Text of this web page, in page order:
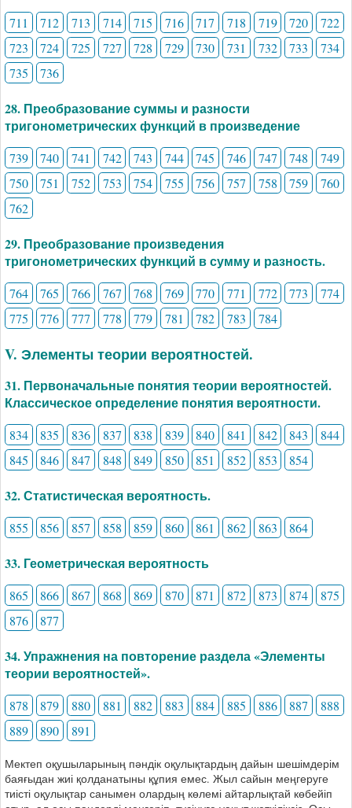
711 712 713 714 715 716 717 718 719 720
722
723
724 725 727 728 729 730 731 732 733
734
735
736
28. Преобразование суммы и разности
тригонометрических функций в произведение
739 740 741 742 743 744 745 746 747 748
749
750
751 752 753 754 755 756 757 758 759
760
762
29. Преобразование произведения
тригонометрических функций в сумму и разность.
764 765 766 767 768 769 770 771 772 773
774
775
776 777 778 779 781 782 783 784
V. Элементы теории вероятностей.
31. Первоначальные понятия теории вероятностей.
Классическое определение понятия вероятности.
834 835 836 837 838 839 840 841 842 843
844
845
846 847 848 849 850 851 852 853 854
32. Статистическая вероятность.
855 856 857 858 859 860 861 862 863 864
33. Геометрическая вероятность
865 866 867 868 869 870 871 872 873 874
875
876
877
34. Упражнения на повторение раздела «Элементы
теории вероятностей».
878 879 880 881 882 883 884 885 886 887
888
889
890 891
Мектеп оқушыларының пәндік оқулықтардың дайын шешімдерім
баяғыдан жиі қолданатыны құпия емес. Жыл сайын меңгеруге
тиісті оқулықтар санымен олардың көлемі айтарлықтай көбейіп